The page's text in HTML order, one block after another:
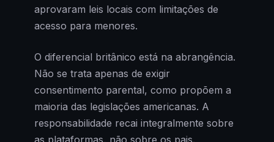
aprovaram leis locais com limitações de
acesso para menores.
O diferencial britânico está na abrangência.
Não se trata apenas de exigir
consentimento parental, como propõem a
maioria das legislações americanas. A
responsabilidade recai integralmente sobre
as plataformas, não sobre os pais.